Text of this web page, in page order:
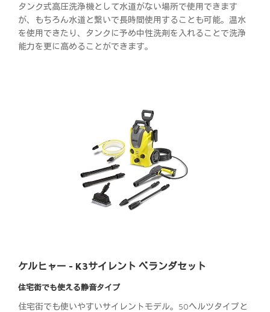
タンク式高圧洗浄機として水道がない場所で使用できます
が、もちろん水道と繋いで長時間使用することも可能。温水
を使用できたり、タンクに予め中性洗剤を入れることで洗浄
能力を更に高めることができます。
ケルヒャー - K3サイレント ベランダセット
住宅街でも使える静音タイプ
住宅街でも使いやすいサイレントモデル。50ヘルツタイプと